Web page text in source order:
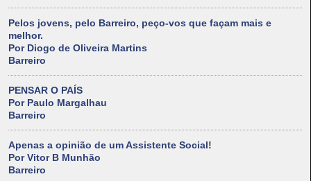
Pelos jovens, pelo Barreiro, peço-vos que façam mais e
melhor.
Por Diogo de Oliveira Martins
Barreiro
PENSAR O PAÍS
Por Paulo Margalhau
Barreiro
Apenas a opinião de um Assistente Social!
Por Vitor B Munhão
Barreiro